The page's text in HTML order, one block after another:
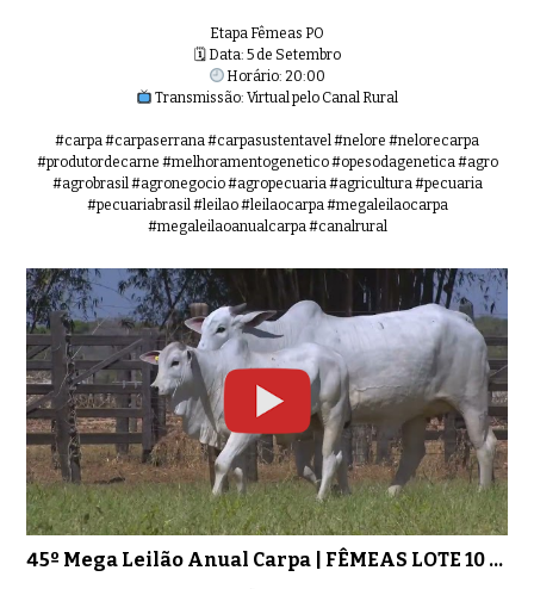
Etapa Fêmeas PO
🗓 Data: 5 de Setembro
Horário: 20:00
Transmissão: Virtual pelo Canal Rural
#carpa #carpaserrana #carpasustentavel #nelore #nelorecarpa
#produtordecarne #melhoramentogenetico #opesodagenetica #agro
#agrobrasil #agronegocio #agropecuaria #agricultura #pecuaria
#pecuariabrasil #leilao #leilaocarpa #megaleilaocarpa
#megaleilaoanualcarpa #canalrural
45º Mega Leilão Anual Carpa | FÊMEAS LOTE 10 - 9750